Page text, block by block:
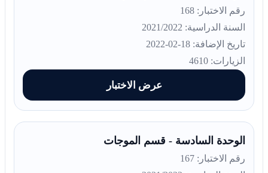
رقم الاختبار: 168
السنة الدراسية: 2021/2022
تاريخ الإضافة: 18-02-2022
الزيارات: 4610
عرض الاختبار
الوحدة السادسة - قسم الموجات
رقم الاختبار: 167